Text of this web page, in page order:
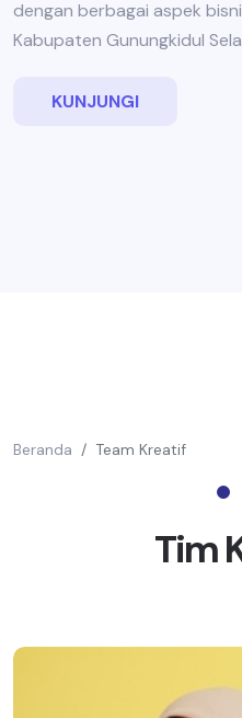
dengan berbagai aspek
Kabupaten Gunungkidul
KUNJUNGI
Beranda Team Kreatif
Tim